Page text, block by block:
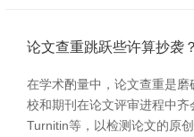
论文查重跳跃些许算抄袭？
在学术酌量中，论文查重是
校和期刊在论文评审进程中齐
Turnitin等，以检测论文的原